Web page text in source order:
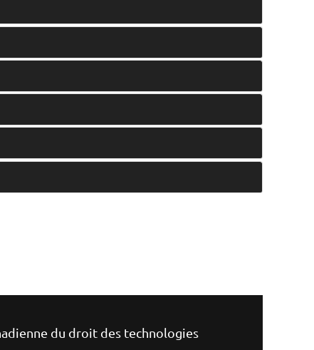
du droit des technologies